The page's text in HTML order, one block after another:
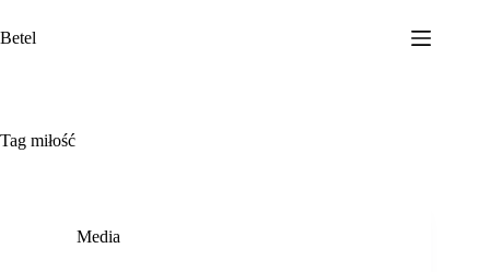
do
treści
Betel
Tag miłość
Media